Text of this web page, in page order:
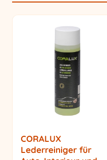
CORALUX
Lederreiniger für